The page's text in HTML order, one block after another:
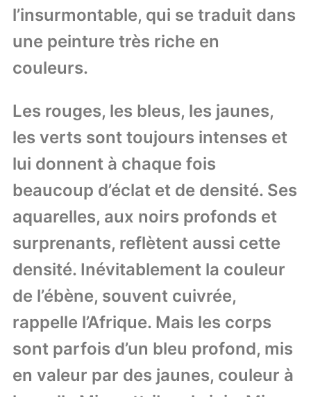
l’insurmontable, qui se traduit dans
une peinture très riche en
couleurs.
Les rouges, les bleus, les jaunes,
les verts sont toujours intenses et
lui donnent à chaque fois
beaucoup d’éclat et de densité. Ses
aquarelles, aux noirs profonds et
surprenants, reflètent aussi cette
densité. Inévitablement la couleur
de l’ébène, souvent cuivrée,
rappelle l’Afrique. Mais les corps
sont parfois d’un bleu profond, mis
en valeur par des jaunes, couleur à